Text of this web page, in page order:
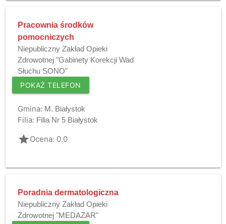
Pracownia środków
pomocniczych
Niepubliczny Zakład Opieki
Zdrowotnej "Gabinety Korekcji Wad
Słuchu SONO"
POKAŻ TELEFON
Gmina: M. Białystok
Filia: Filia Nr 5 Białystok
gradeOcena: 0.0
Poradnia dermatologiczna
Niepubliczny Zakład Opieki
Zdrowotnej "MEDAZAR"